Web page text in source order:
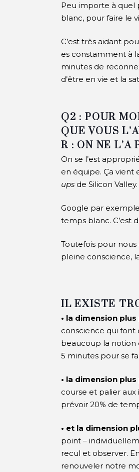
Peu importe à quel
blanc, pour faire le
C’est très aidant
es constamment à
minutes de
d’être en vie et la
Q2 : POUR
QUE VOUS
R : ON NE L’A
On se l’est
en équipe. Ça vient
ups de Silicon
Google par
temps blanc. C’est
Toutefois pour nous
pleine conscience,
IL EXISTE
• la dimension
conscience qui font
beaucoup la notion
5 minutes pour se
• la dimension
course et palier aux
prévoir 20% de
• et la dimension
point –
recul et observer.
renouveler notre